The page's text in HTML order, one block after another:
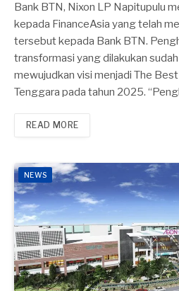
Bank BTN, Nixon LP Napitupulu
kepada FinanceAsia yang telah
tersebut kepada Bank BTN.
transformasi yang dilakukan
mewujudkan visi menjadi The
Tenggara pada tahun 2025.
READ MORE
NEWS